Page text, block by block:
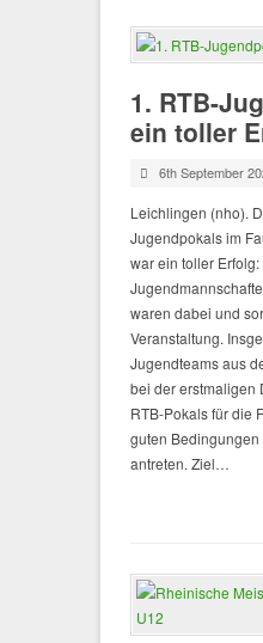
1. RTB-
ein toller
6th September
Leichlingen (nho).
Jugendpokals im
war ein toller Erfolg:
waren dabei und
Veranstaltung.
Jugendteams aus
bei der erstmaligen
RTB-Pokals für die
guten
antreten. Ziel…